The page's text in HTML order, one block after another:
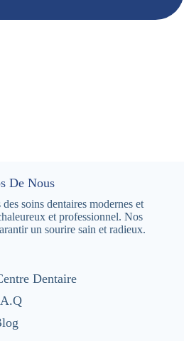
De Nous
soins dentaires modernes et
et professionnel. Nos
un sourire sain et radieux.
Dentaire